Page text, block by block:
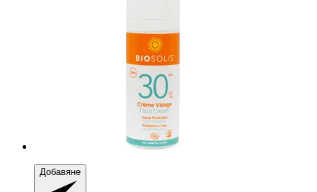
Добавяне